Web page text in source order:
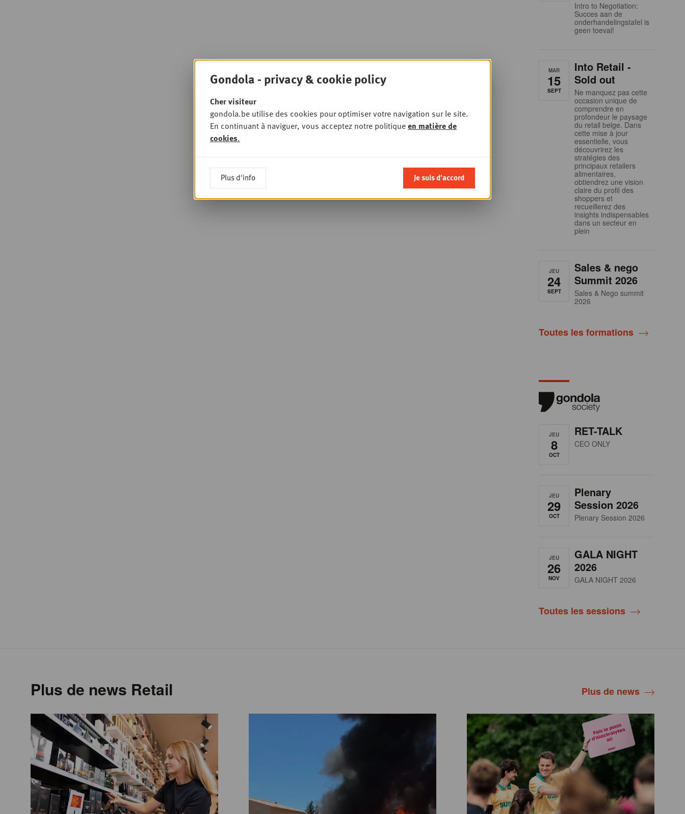
Intro to Negotiation:
Succes aan de
onderhandelingstafel is
geen toeval!
MAR
15
SEPT
Into Retail -
Sold out
Ne manquez pas cette
occasion unique de
comprendre en
profondeur le paysage
du retail belge. Dans
cette mise à jour
essentielle, vous
découvrirez les
stratégies des
principaux retailers
alimentaires,
obtiendrez une vision
claire du profil des
shoppers et
recueillerez des
insights indispensables
dans un secteur en
plein
JEU
24
SEPT
Sales & nego
Summit 2026
Sales & Nego summit
2026
Toutes les formations
JEU
8
OCT
RET-TALK
CEO ONLY
JEU
29
OCT
Plenary
Session 2026
Plenary Session 2026
JEU
26
NOV
GALA NIGHT
2026
GALA NIGHT 2026
Toutes les sessions
Plus de news Retail Plus de news
Gondola - privacy & cookie policy
Cher visiteur
gondola.be utilise des cookies pour optimiser votre navigation sur le site.
En continuant à naviguer, vous acceptez notre politiqueen matière de
cookies.
Plus d'info Je suis d'accord